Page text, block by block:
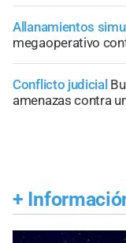
Allanamientos
megaoperativo
Conflicto judicial
amenazas contra
+